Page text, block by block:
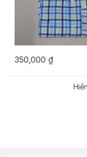
350,000 ₫